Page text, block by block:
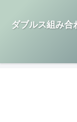
ダブルス組み